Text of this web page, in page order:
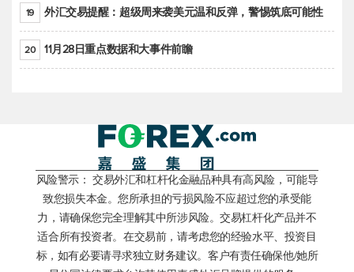
19 外汇交易提醒：超级周来袭美元温和反弹，警惕筑底可能性
20 11月28日重点数据和大事件前瞻
风险警示： 交易外汇和杠杆化金融品种具有高风险，可能导
致您损失本金。您所承担的亏损风险不应超过您的承受能
力，请确保您完全理解其中所涉风险。交易杠杆化产品并不
适合所有投资者。在交易前，请考虑您的经验水平、投资目
标，如有必要请寻求独立财务建议。客户有责任确保他/她所